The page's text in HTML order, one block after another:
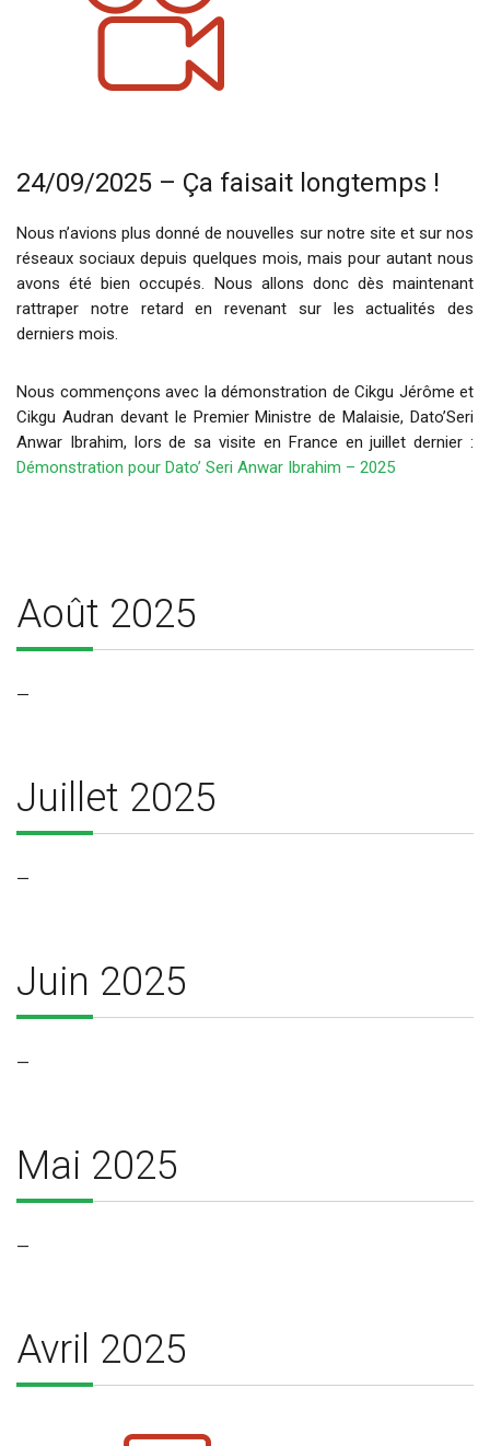
24/09/2025 – Ça faisait longtemps !
Nous n’avions plus donné de nouvelles sur notre site et sur nos
réseaux sociaux depuis quelques mois, mais pour autant nous
avons été bien occupés. Nous allons donc dès maintenant
rattraper notre retard en revenant sur les actualités des
derniers mois.
Nous commençons avec la démonstration de Cikgu Jérôme et
Cikgu Audran devant le Premier Ministre de Malaisie, Dato’Seri
Anwar Ibrahim, lors de sa visite en France en juillet dernier :
Démonstration pour Dato’ Seri Anwar Ibrahim – 2025
Août 2025
—
Juillet 2025
—
Juin 2025
—
Mai 2025
—
Avril 2025